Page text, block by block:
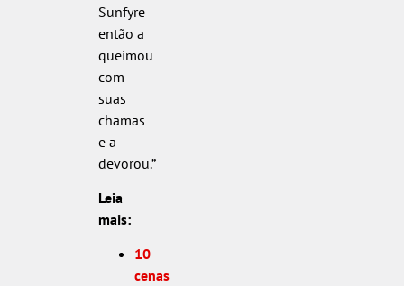
Sunfyre
então a
queimou
com
suas
chamas
e a
devorou.”
Leia
mais:
10
cenas